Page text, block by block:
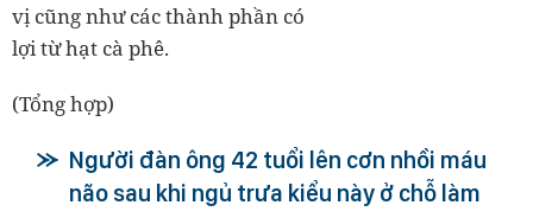
vị cũng như các thành phần có
lợi từ hạt cà phê.
(Tổng hợp)
Người đàn ông 42 tuổi lên cơn nhồi máu
não sau khi ngủ trưa kiểu này ở chỗ làm